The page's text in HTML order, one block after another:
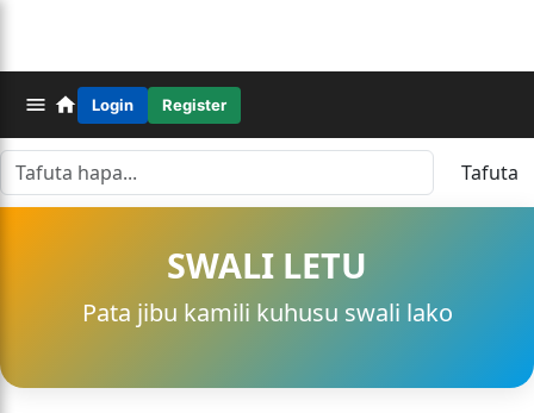
Login Register
Tafuta
SWALI LETU
Pata jibu kamili kuhusu swali lako